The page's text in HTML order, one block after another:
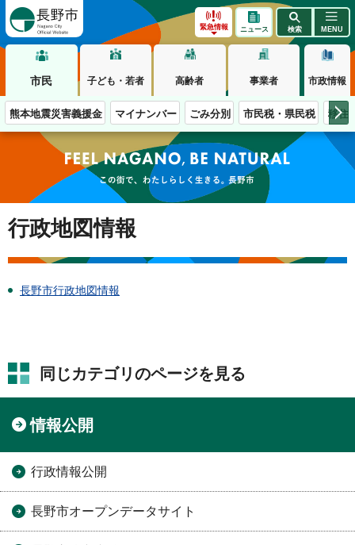
緊急情報 ニュース 検索 MENU
市民 子ども・若者 高齢者 事業者 市政情報
熊本地震災害義援金 マイナンバー ごみ分別 市民税・県民税 移住
この街で、わたしらしく生きる。長野市
行政地図情報
長野市行政地図情報
同じカテゴリのページを見る
情報公開
行政情報公開
長野市オープンデータサイト